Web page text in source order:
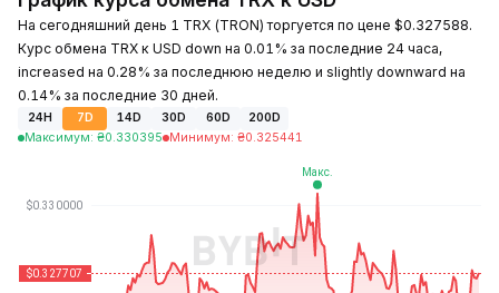
На сегодняшний день 1 TRX (TRON) торгуется по цене $0.327588.
Курс обмена TRX к USD down на 0.01% за последние 24 часа,
increased на 0.28% за последнюю неделю и slightly downward на
0.14% за последние 30 дней.
24H 7D 14D 30D 60D
200D
Максимум: ₴0.330395 Минимум: ₴0.325441